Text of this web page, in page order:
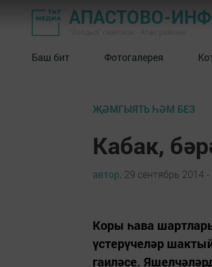
АПАСТОВО-
Баш бит Фотогалерея
ҖӘМГЫЯТЬ ҺӘМ БЕЗ
Кабак,
автор, 29 сентябрь 2014 -
Коры һава
үстерүчеләр
гаиләсе.